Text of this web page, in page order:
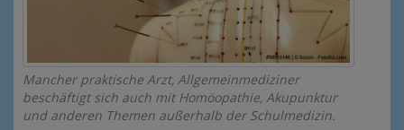
Mancher praktische Arzt, Allgemeinmediziner
beschäftigt sich auch mit Homöopathie, Akupunktur
und anderen Themen außerhalb der Schulmedizin.